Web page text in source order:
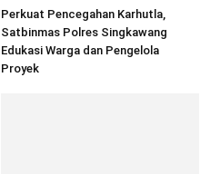
Perkuat Pencegahan Karhutla,
Satbinmas Polres Singkawang
Edukasi Warga dan Pengelola
Proyek